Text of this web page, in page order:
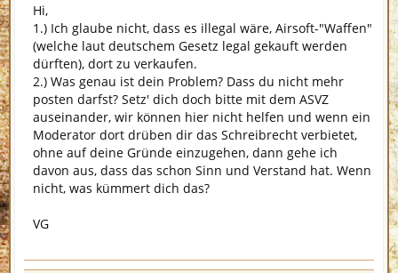
Hi,
1.) Ich glaube nicht, dass es illegal wäre, Airsoft-"Waffen"
(welche laut deutschem Gesetz legal gekauft werden
dürften), dort zu verkaufen.
2.) Was genau ist dein Problem? Dass du nicht mehr
posten darfst? Setz' dich doch bitte mit dem ASVZ
auseinander, wir können hier nicht helfen und wenn ein
Moderator dort drüben dir das Schreibrecht verbietet,
ohne auf deine Gründe einzugehen, dann gehe ich
davon aus, dass das schon Sinn und Verstand hat. Wenn
nicht, was kümmert dich das?
VG